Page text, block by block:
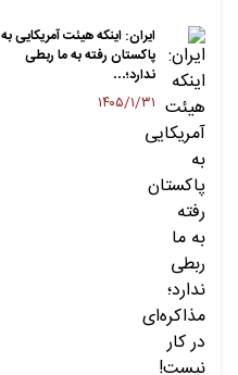
ایران: اینکه هیئت آمریکایی به
پاکستان رفته به ما ربطی
ندارد؛…
۱۴۰۵/۱/۳۱